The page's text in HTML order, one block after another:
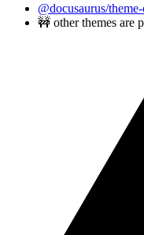
@docusaurus/
🚧 other themes are